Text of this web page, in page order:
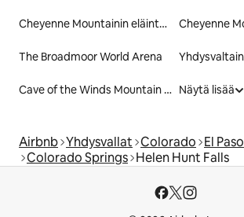
Cheyenne Mountainin eläintarha
The Broadmoor World Arena
Cave of the Winds Mountain Park Näytä lisää
Airbnb Yhdysvallat Colorado El Paso
Colorado Springs Helen Hunt Falls